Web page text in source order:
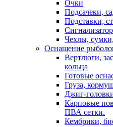
Очки
Подсачеки,
Подставки,
Чехлы,
Оснащение
Вертлюги,
кольца
Готовые
Груза,
Джиг-
Карповые
ПВА сетки.
Кембрики,